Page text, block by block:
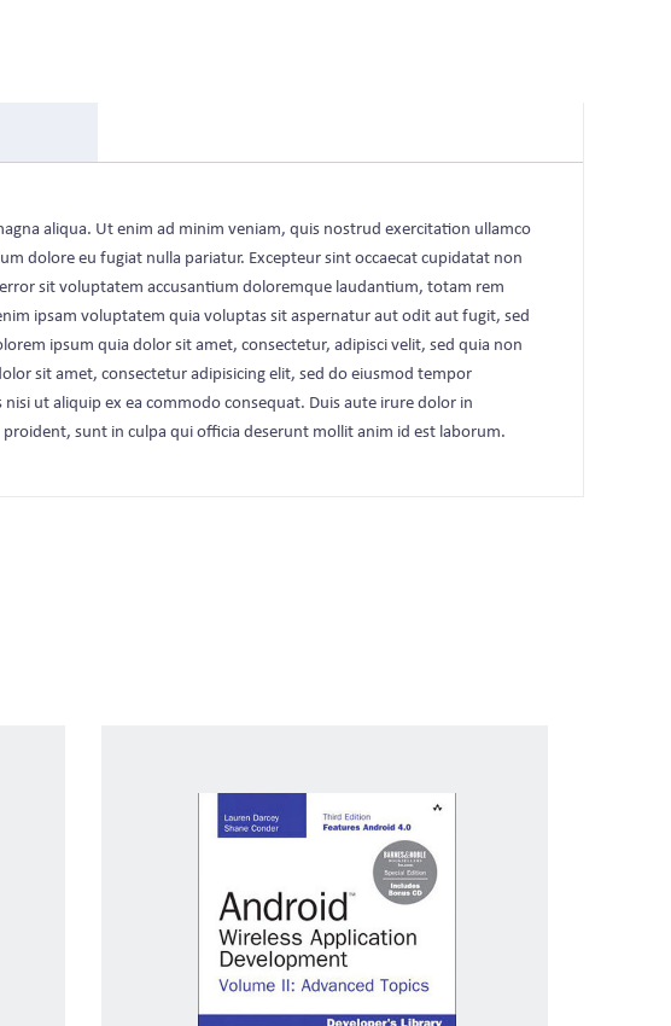
aliqua. Ut enim ad minim veniam, quis nostrud exercitation ullamco
dolore eu fugiat nulla pariatur. Excepteur sint occaecat cupidatat non
sit voluptatem accusantium doloremque laudantium, totam rem
ipsam voluptatem quia voluptas sit aspernatur aut odit aut fugit, sed
ipsum quia dolor sit amet, consectetur, adipisci velit, sed quia non
sit amet, consectetur adipisicing elit, sed do eiusmod tempor
ut aliquip ex ea commodo consequat. Duis aute irure dolor in
sunt in culpa qui officia deserunt mollit anim id est laborum.